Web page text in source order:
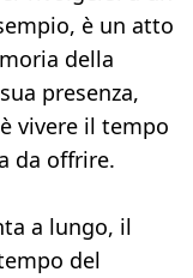
è un atto
della
presenza,
vivere il tempo
da offrire.
a lungo, il
del